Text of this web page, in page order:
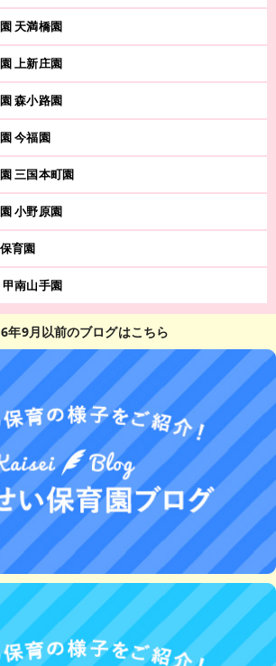
天満橋園
上新庄園
森小路園
今福園
三国本町園
小野原園
育園
南山手園
年9月以前のブログはこちら